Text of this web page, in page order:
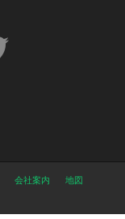
会社案内
地図